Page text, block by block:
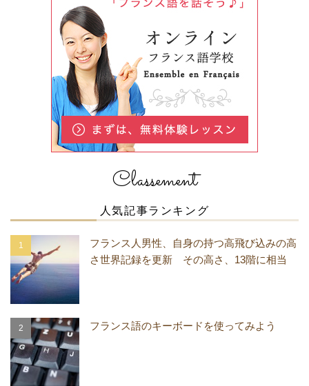
Classement
人気記事ランキング
フランス人男性、自身の持つ高飛び込みの高
さ世界記録を更新 その高さ、13階に相当
フランス語のキーボードを使ってみよう